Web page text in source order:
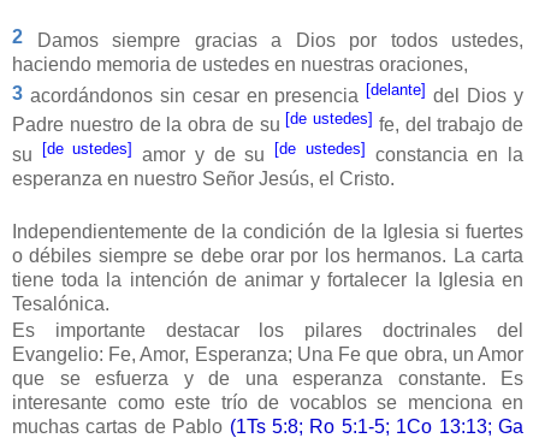
2
Damos siempre gracias a Dios por todos ustedes,
haciendo memoria de ustedes en nuestras oraciones,
3 acordándonos sin cesar en presencia [delante] del Dios y
Padre nuestro de la obra de su [de ustedes] fe, del trabajo de
su
[de ustedes] amor y de su [de ustedes] constancia en la
esperanza en nuestro Señor Jesús, el Cristo.
Independientemente de la condición de la Iglesia si fuertes
o débiles siempre se debe orar por los hermanos. La carta
tiene toda la intención de animar y fortalecer la Iglesia en
Tesalónica.
Es importante destacar los pilares doctrinales del
Evangelio: Fe, Amor, Esperanza; Una Fe que obra, un Amor
que se esfuerza y de una esperanza constante. Es
interesante como este trío de vocablos se menciona en
muchas cartas de Pablo (1Ts 5:8; Ro 5:1-5; 1Co 13:13; Ga